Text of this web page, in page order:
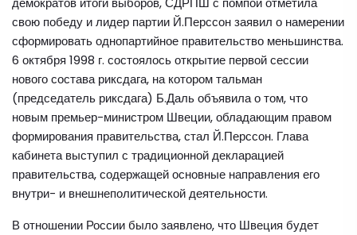
свою победу и лидер партии Й.Перссон заявил о намерении
сформировать однопартийное правительство меньшинства.
6 октября 1998 г. состоялось открытие первой сессии
нового состава риксдага, на котором тальман
(председатель риксдага) Б.Даль объявила о том, что
новым премьер-министром Швеции, обладающим правом
формирования правительства, стал Й.Перссон. Глава
кабинета выступил с традиционной декларацией
правительства, содержащей основные направления его
внутри- и внешнеполитической деятельности.
В отношении России было заявлено, что Швеция будет